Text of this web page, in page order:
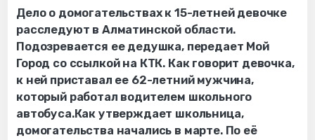
Дело о домогательствах к 15-летней девочке
расследуют в Алматинской области.
Подозревается ее дедушка, передает Мой
Город со ссылкой на КТК. Как говорит девочка,
к ней приставал ее 62-летний мужчина,
который работал водителем школьного
автобуса.Как утверждает школьница,
домогательства начались в марте. По её